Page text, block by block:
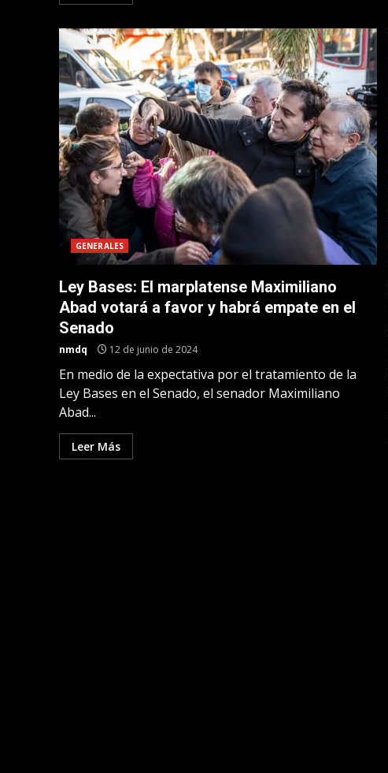
GENERALES
Ley Bases: El marplatense Maximiliano
Abad votará a favor y habrá empate en el
Senado
nmdq 12 de junio de 2024
En medio de la expectativa por el tratamiento de la
Ley Bases en el Senado, el senador Maximiliano
Abad...
Leer Más